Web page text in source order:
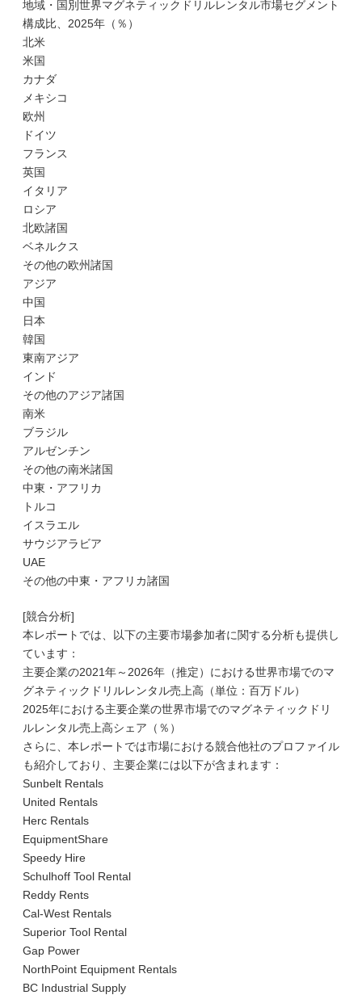
地域・国別世界マグネティックドリルレンタル市場セグメント
構成比、2025年（％）
北米
米国
カナダ
メキシコ
欧州
ドイツ
フランス
英国
イタリア
ロシア
北欧諸国
ベネルクス
その他の欧州諸国
アジア
中国
日本
韓国
東南アジア
インド
その他のアジア諸国
南米
ブラジル
アルゼンチン
その他の南米諸国
中東・アフリカ
トルコ
イスラエル
サウジアラビア
UAE
その他の中東・アフリカ諸国
[競合分析]
本レポートでは、以下の主要市場参加者に関する分析も提供し
ています：
主要企業の2021年～2026年（推定）における世界市場でのマ
グネティックドリルレンタル売上高（単位：百万ドル）
2025年における主要企業の世界市場でのマグネティックドリ
ルレンタル売上高シェア（％）
さらに、本レポートでは市場における競合他社のプロファイル
も紹介しており、主要企業には以下が含まれます：
Sunbelt Rentals
United Rentals
Herc Rentals
EquipmentShare
Speedy Hire
Schulhoff Tool Rental
Reddy Rents
Cal-West Rentals
Superior Tool Rental
Gap Power
NorthPoint Equipment Rentals
BC Industrial Supply